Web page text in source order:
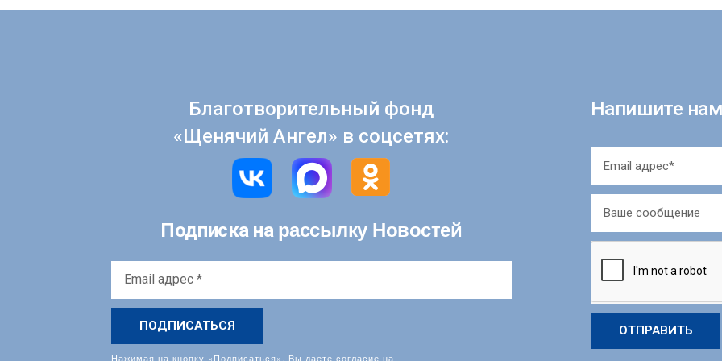
Благотворительный фонд
«Щенячий Ангел» в соцсетях:
Подписка на рассылку Новостей
Email
адрес
*
Нажимая на кнопку «Подписаться», Вы даете согласие на
Напишите
ОТПРАВИТЬ